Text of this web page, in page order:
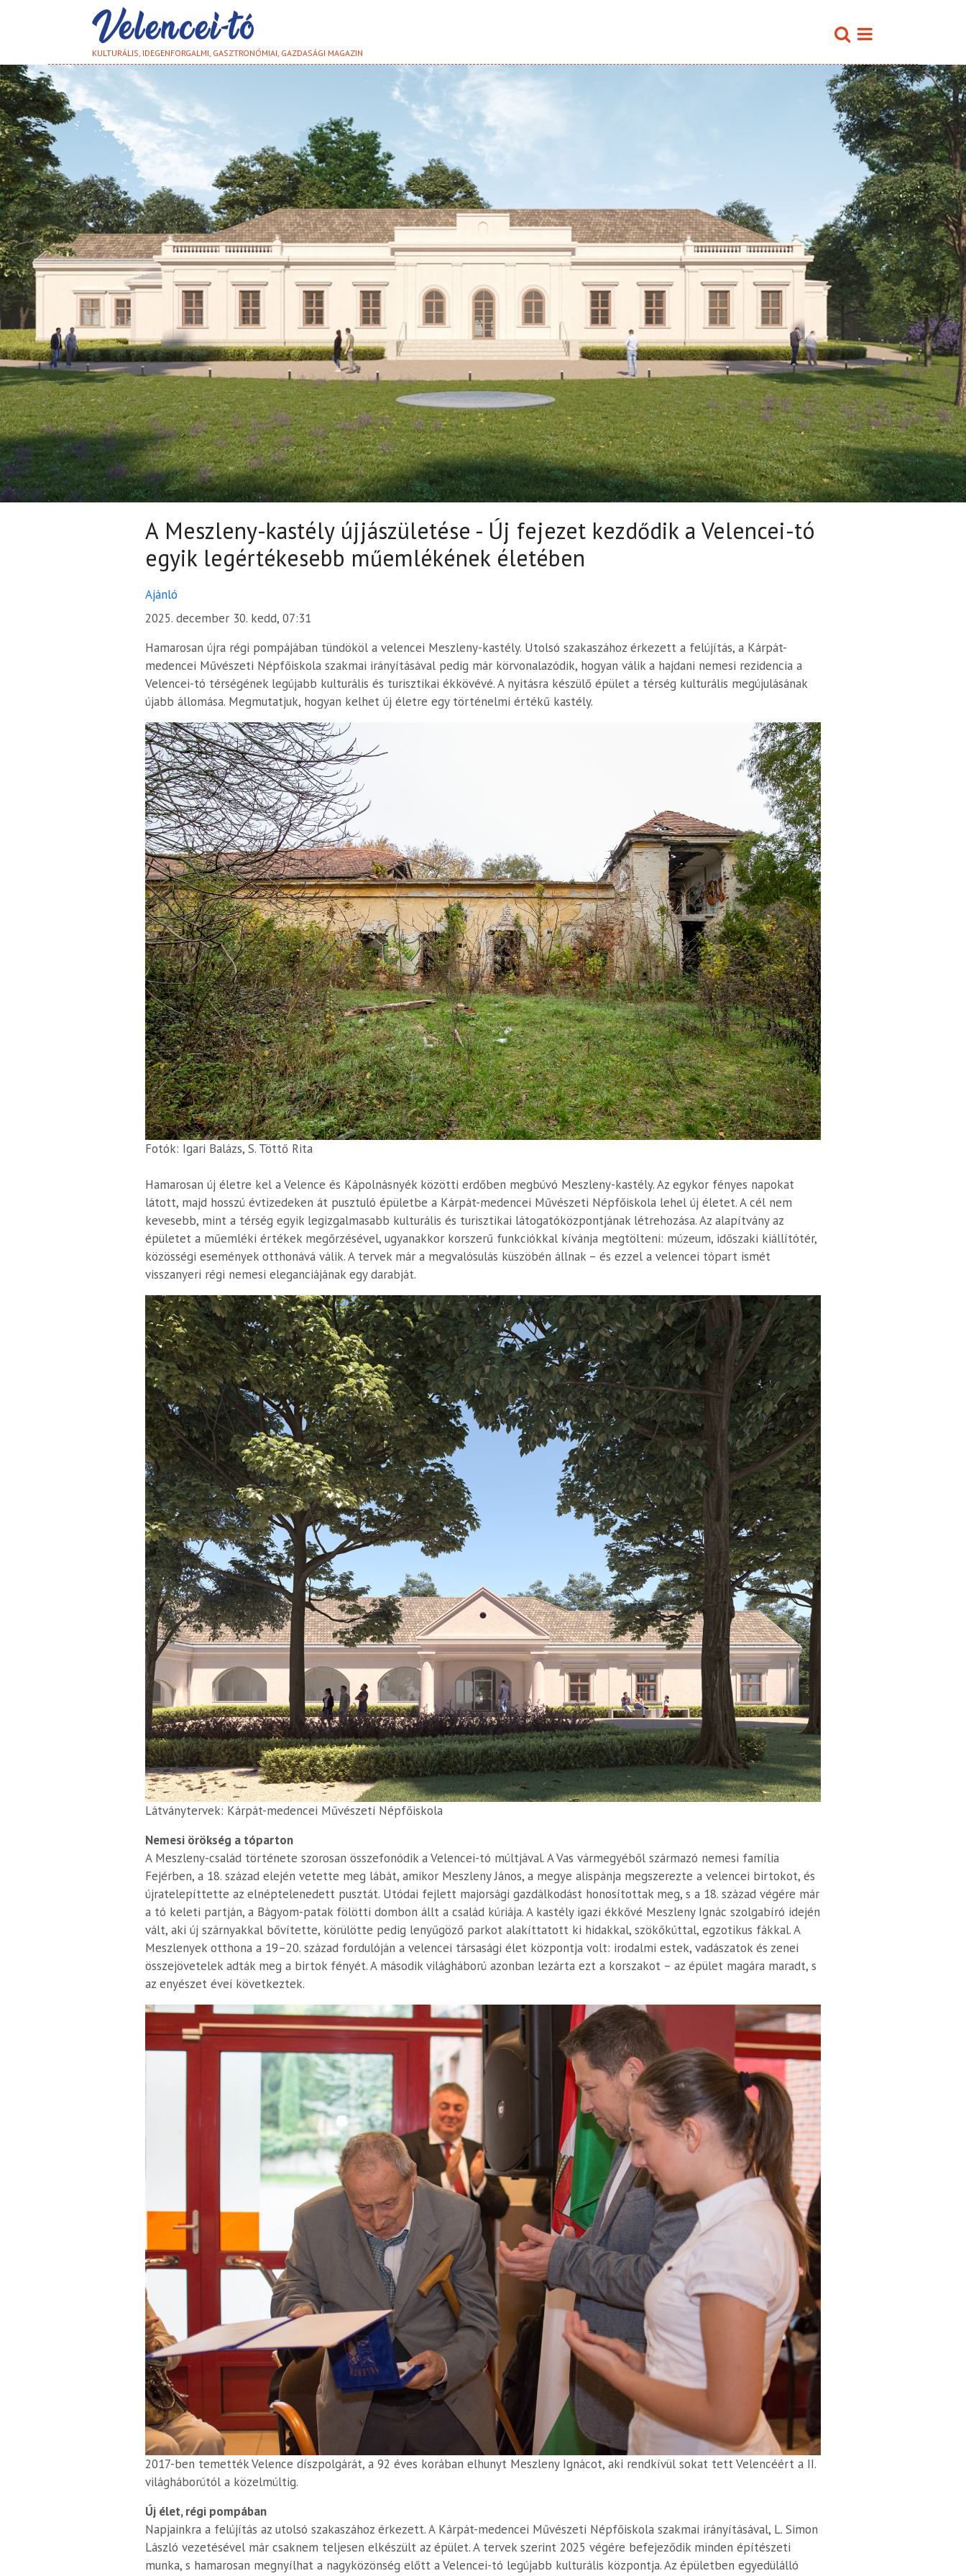
KULTURÁLIS, IDEGENFORGALMI, GASZTRONÓMIAI, GAZDASÁGI MAGAZIN
A Meszleny-kastély újjászületése - Új fejezet kezdődik a Velencei-tó
egyik legértékesebb műemlékének életében
Ajánló
2025. december 30. kedd, 07:31
Hamarosan újra régi pompájában tündököl a velencei Meszleny-kastély. Utolsó szakaszához érkezett a felújítás, a Kárpát-
medencei Művészeti Népfőiskola szakmai irányításával pedig már körvonalazódik, hogyan válik a hajdani nemesi rezidencia a
Velencei-tó térségének legújabb kulturális és turisztikai ékkövévé. A nyitásra készülő épület a térség kulturális megújulásának
újabb állomása. Megmutatjuk, hogyan kelhet új életre egy történelmi értékű kastély.
Fotók: Igari Balázs, S. Töttő Rita
Hamarosan új életre kel a Velence és Kápolnásnyék közötti erdőben megbúvó Meszleny-kastély. Az egykor fényes napokat
látott, majd hosszú évtizedeken át pusztuló épületbe a Kárpát-medencei Művészeti Népfőiskola lehel új életet. A cél nem
kevesebb, mint a térség egyik legizgalmasabb kulturális és turisztikai látogatóközpontjának létrehozása. Az alapítvány az
épületet a műemléki értékek megőrzésével, ugyanakkor korszerű funkciókkal kívánja megtölteni: múzeum, időszaki kiállítótér,
közösségi események otthonává válik. A tervek már a megvalósulás küszöbén állnak – és ezzel a velencei tópart ismét
visszanyeri régi nemesi eleganciájának egy darabját.
Látványtervek: Kárpát-medencei Művészeti Népfőiskola
Nemesi örökség a tóparton
A Meszleny-család története szorosan összefonódik a Velencei-tó múltjával. A Vas vármegyéből származó nemesi família
Fejérben, a 18. század elején vetette meg lábát, amikor Meszleny János, a megye alispánja megszerezte a velencei birtokot, és
újratelepíttette az elnéptelenedett pusztát. Utódai fejlett majorsági gazdálkodást honosítottak meg, s a 18. század végére már
a tó keleti partján, a Bágyom-patak fölötti dombon állt a család kúriája. A kastély igazi ékkővé Meszleny Ignác szolgabíró idején
vált, aki új szárnyakkal bővítette, körülötte pedig lenyűgöző parkot alakíttatott ki hidakkal, szökőkúttal, egzotikus fákkal. A
Meszlenyek otthona a 19–20. század fordulóján a velencei társasági élet központja volt: irodalmi estek, vadászatok és zenei
összejövetelek adták meg a birtok fényét. A második világháború azonban lezárta ezt a korszakot – az épület magára maradt, s
az enyészet évei következtek.
2017-ben temették Velence díszpolgárát, a 92 éves korában elhunyt Meszleny Ignácot, aki rendkívül sokat tett Velencéért a II.
világháborútól a közelmúltig.
Új élet, régi pompában
Napjainkra a felújítás az utolsó szakaszához érkezett. A Kárpát-medencei Művészeti Népfőiskola szakmai irányításával, L. Simon
László vezetésével már csaknem teljesen elkészült az épület. A tervek szerint 2025 végére befejeződik minden építészeti
munka, s hamarosan megnyílhat a nagyközönség előtt a Velencei-tó legújabb kulturális központja. Az épületben egyedülálló